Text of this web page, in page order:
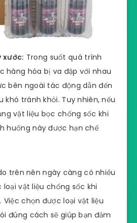
xước: Trong suốt quá trình
hàng hóa bị va đập với nhau
bên ngoài tác động dẫn đến
khó tránh khỏi. Tuy nhiên, nếu
vật liệu bọc chống sốc khi
huống này được hạn chế
trên nên ngày càng có nhiều
vật liệu chống sốc khi
Việc chọn được loại vật liệu
đúng cách sẽ giúp bạn đảm